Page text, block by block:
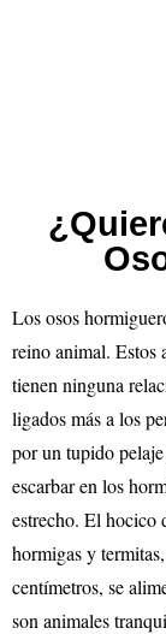
Los osos
reino animal. Estos
tienen ninguna
ligados más a los
por un tupido pelaje
escarbar en los
estrecho. El hocico
hormigas y
centímetros, se
son animales